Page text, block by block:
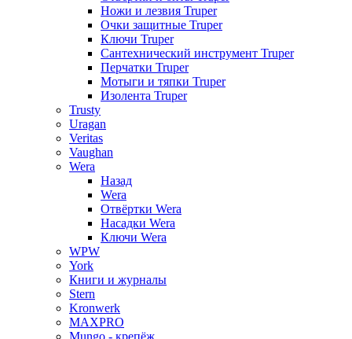
Ножи и лезвия Truper
Очки защитные Truper
Ключи Truper
Сантехнический инструмент Truper
Перчатки Truper
Мотыги и тяпки Truper
Изолента Truper
Trusty
Uragan
Veritas
Vaughan
Wera
Назад
Wera
Отвёртки Wera
Насадки Wera
Ключи Wera
WPW
York
Книги и журналы
Stern
Kronwerk
MAXPRO
Mungo - крепёж